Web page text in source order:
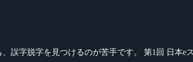
誤字脱字を見つけるのが苦手です。 第1回 日本e